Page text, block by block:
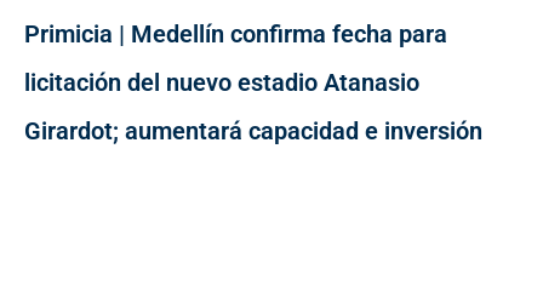
Primicia | Medellín confirma fecha para
licitación del nuevo estadio Atanasio
Girardot; aumentará capacidad e inversión